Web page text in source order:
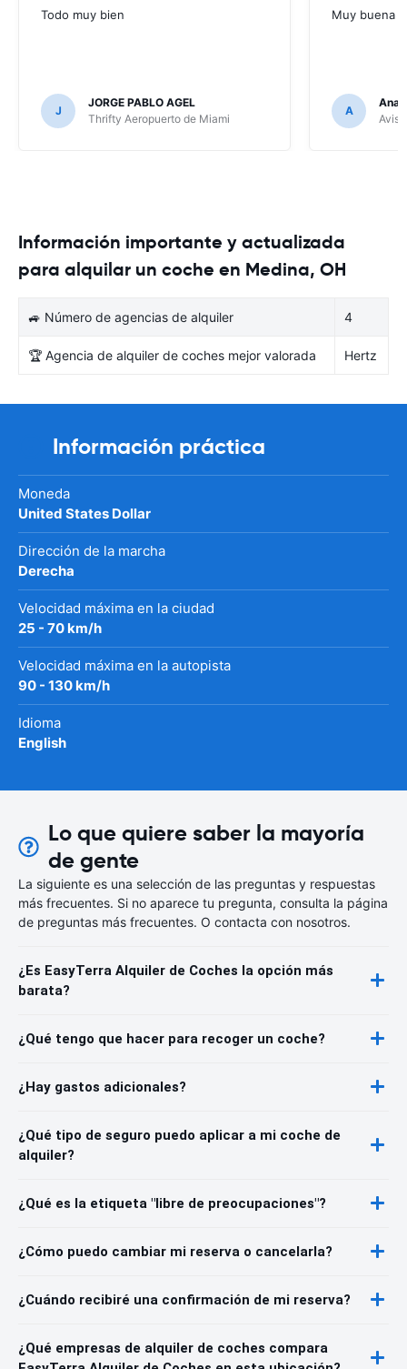
Todo muy bien
J
JORGE PABLO AGEL
Thrifty Aeropuerto de Miami
Muy buena
A
Ana
Avis
Información importante y actualizada
para alquilar un coche en Medina, OH
🚙 Número de agencias de alquiler 4
🏆 Agencia de alquiler de coches mejor valorada Hertz
Información práctica
Moneda
United States Dollar
Dirección de la marcha
Derecha
Velocidad máxima en la ciudad
25 - 70 km/h
Velocidad máxima en la autopista
90 - 130 km/h
Idioma
English
Lo que quiere saber la mayoría
de gente
La siguiente es una selección de las preguntas y respuestas
más frecuentes. Si no aparece tu pregunta, consulta la página
de preguntas más frecuentes. O contacta con nosotros.
¿Es EasyTerra Alquiler de Coches la opción más
barata?
¿Qué tengo que hacer para recoger un coche?
¿Hay gastos adicionales?
¿Qué tipo de seguro puedo aplicar a mi coche de
alquiler?
¿Qué es la etiqueta "libre de preocupaciones"?
¿Cómo puedo cambiar mi reserva o cancelarla?
¿Cuándo recibiré una confirmación de mi reserva?
¿Qué empresas de alquiler de coches compara